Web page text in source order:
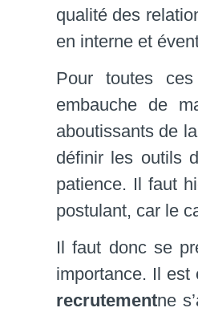
qualité des
en interne et
Pour toutes
embauche de
aboutissants de
définir les outils
patience. Il faut
postulant, car le
Il faut donc se
importance. Il est
recrutementne